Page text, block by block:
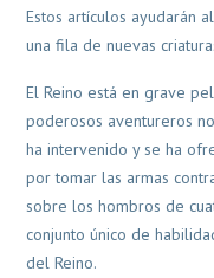
Estos artículos ayudarán
una fila de nuevas
El Reino está en grave
poderosos aventureros
ha intervenido y se ha
por tomar las armas
sobre los hombros de
conjunto único de
del Reino.